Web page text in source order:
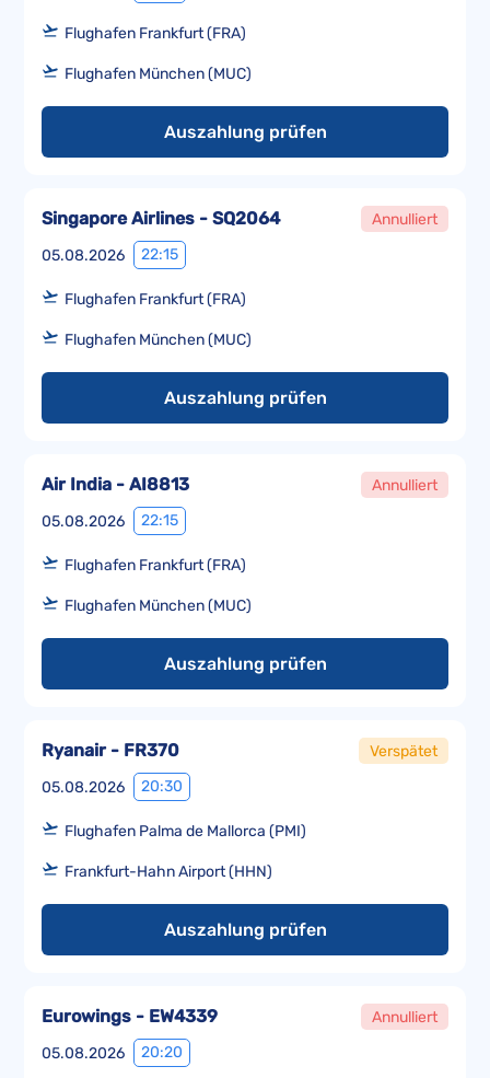
Flughafen Frankfurt (FRA)
Flughafen München (MUC)
Auszahlung prüfen
05.08.2026 22:15
Singapore Airlines - SQ2064 Annulliert
Flughafen Frankfurt (FRA)
Flughafen München (MUC)
Auszahlung prüfen
05.08.2026 22:15
Air India - AI8813 Annulliert
Flughafen Frankfurt (FRA)
Flughafen München (MUC)
Auszahlung prüfen
05.08.2026 20:30
Ryanair - FR370 Verspätet
Flughafen Palma de Mallorca (PMI)
Frankfurt-Hahn Airport (HHN)
Auszahlung prüfen
05.08.2026 20:20
Eurowings - EW4339 Annulliert